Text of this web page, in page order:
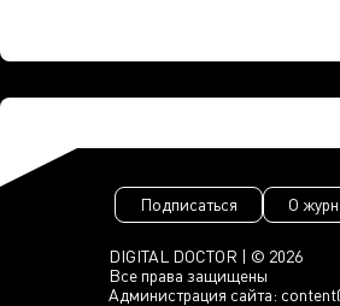
DIGITAL DOCTOR | © 2026
Все права защищены
Администрация сайта:
Подписаться О